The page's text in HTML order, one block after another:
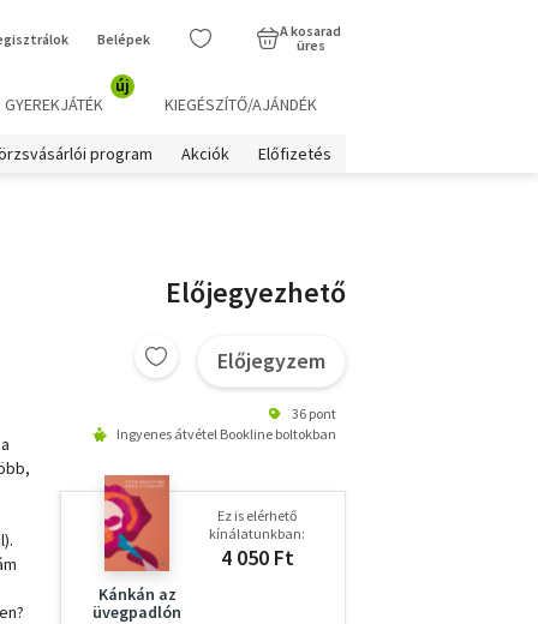
Belépek
A kosarad
üres
GYEREKJÁTÉK
új
KIEGÉSZÍTŐ/AJÁNDÉK
program Akciók Előfizetés
Előjegyezhető
Előjegyzem
36 pont
Ingyenes átvétel Bookline boltokban
Kánkán az
üvegpadlón
Ez is elérhető
kínálatunkban:
4 050 Ft